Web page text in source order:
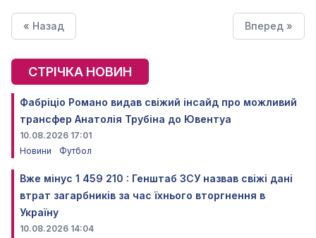
« Назад Вперед »
СТРІЧКА НОВИН
Фабріціо Романо видав свіжий інсайд про можливий
трансфер Анатолія Трубіна до Ювентуа
10.08.2026 17:01
Новини
Футбол
Вже мінус 1 459 210 : Генштаб ЗСУ назвав свіжі дані
втрат загарбників за час їхнього вторгнення в
Україну
10.08.2026 14:04